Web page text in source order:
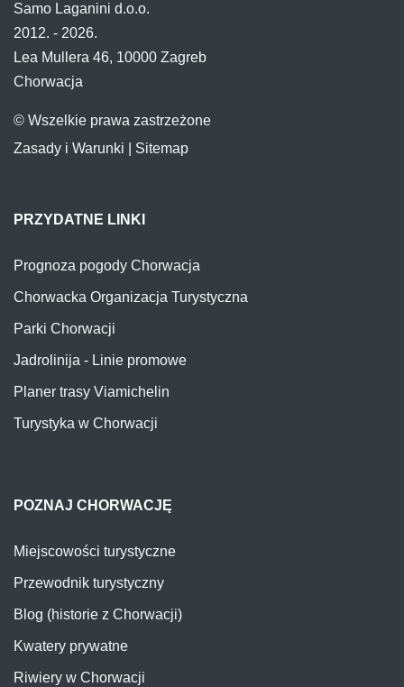
Samo Laganini d.o.o.
2012. - 2026.
Lea Mullera 46, 10000 Zagreb
Chorwacja
© Wszelkie prawa zastrzeżone
Zasady i Warunki
Sitemap
PRZYDATNE LINKI
Prognoza pogody Chorwacja
Chorwacka Organizacja Turystyczna
Parki Chorwacji
Jadrolinija - Linie promowe
Planer trasy Viamichelin
Turystyka w Chorwacji
POZNAJ CHORWACJĘ
Miejscowości turystyczne
Przewodnik turystyczny
Blog (historie z Chorwacji)
Kwatery prywatne
Riwiery w Chorwacji